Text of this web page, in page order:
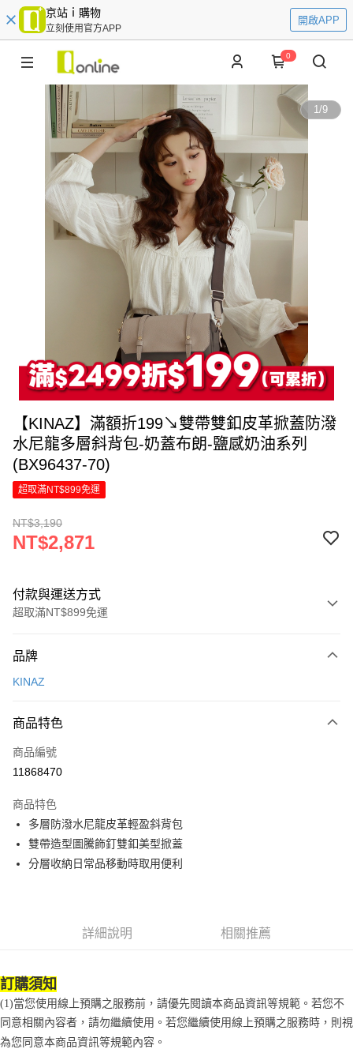
京站ｉ購物
立刻使用官方APP
開啟APP
0
1/9
【KINAZ】滿額折199↘雙帶雙釦皮革掀蓋防潑
水尼龍多層斜背包-奶蓋布朗-鹽感奶油系列
(BX96437-70)
超取滿NT$899免運
NT$3,190
NT$2,871
付款與運送方式
超取滿NT$899免運
信用卡一次付款
Apple Pay
街口支付
Google Pay
全盈+PAY
大哥付你分期
2.付款方式選擇「大哥付你分期」，訂單成立後會自動跳轉到大哥付的交易
3.實際核准額度、可分期數及費用金額請依後續交易確認頁面所載為準。
4.訂單成立30分鐘內，如未前往確認交易或遇審核未通過，訂單將自動取
消。如遇「轉專審核」未通過狀況，表示未達大哥付你分期系統評分，恕無
法說明評估內容。
【繳款方式說明】
便利好安心！
１．簡單：不需註冊會員、不需綁卡、不需儲值。
３．安心：先確認商品／服務後，再付款。
運送方式
品牌
KINAZ
商品特色
商品編號
11868470
商品特色
多層防潑水尼龍皮革輕盈斜背包
雙帶造型圖騰飾釘雙釦美型掀蓋
分層收納日常品移動時取用便利
詳細說明 相關推薦
訂購須知
(1)當您使用線上預購之服務前，請優先閱讀本商品資訊等規範。若您不
同意相關內容者，請勿繼續使用。若您繼續使用線上預購之服務時，則視
為您同意本商品資訊等規範內容。